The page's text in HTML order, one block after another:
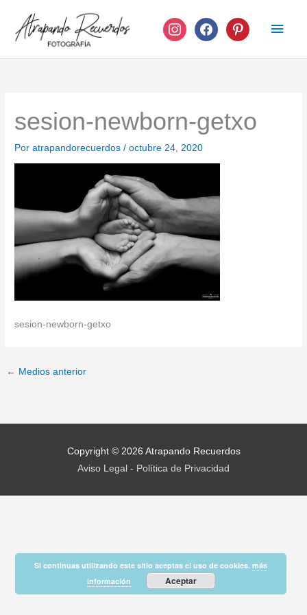
contenido
instagramfacebook pinterest
sesion-newborn-getxo
Poratrapandorecuerdos/octubre 24, 2020
sesion-newborn-getxo
← Medios anterior
Copyright © 2026 Atrapando Recuerdos
Aviso Legal - Política de Privacidad
Si continuas utilizando este sitio aceptas el uso de cookies.más
información
Aceptar